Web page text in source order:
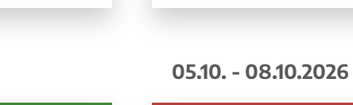
05.10. - 08.10.2026